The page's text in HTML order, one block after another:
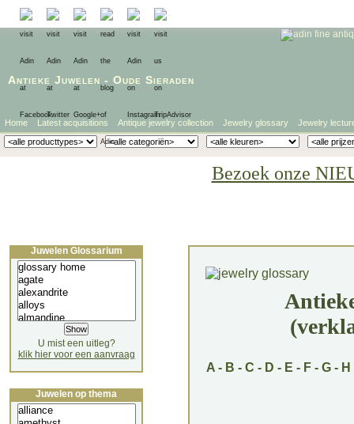
Antieke Juwelen - Oude Sieraden
Home Latest acquisitions Antique jewelry collection Jewelry glossary Jewelry
Bezoek onze
A - B - C - D - E - F - G - H
Juwelen Glossarium
U mist een uitleg?
klik hier voor een aanvraag
Juwelen op thema